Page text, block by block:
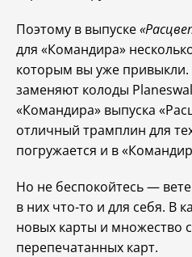
Поэтому в выпуске
для «Командира»
которым вы уже привыкли.
заменяют колоды
«Командира» выпуска
отличный трамплин для
погружается и в
Но не беспокойтесь —
в них что-то и для себя. В
новых карты и множество
перепечатанных карт.